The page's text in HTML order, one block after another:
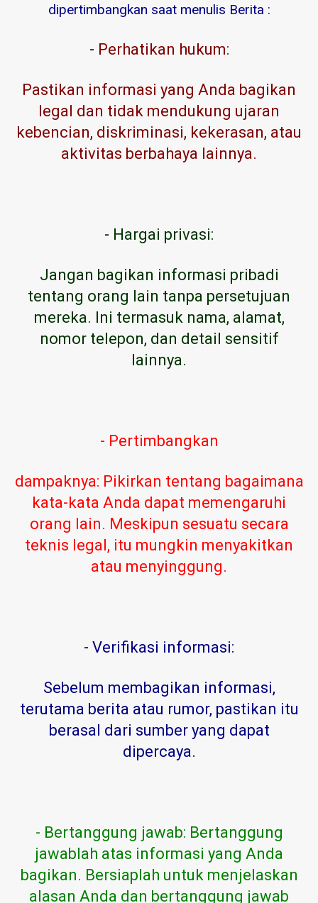
dipertimbangkan saat menulis Berita :
- Perhatikan hukum:
Pastikan informasi yang Anda bagikan
legal dan tidak mendukung ujaran
kebencian, diskriminasi, kekerasan, atau
aktivitas berbahaya lainnya.
- Hargai privasi:
Jangan bagikan informasi pribadi
tentang orang lain tanpa persetujuan
mereka. Ini termasuk nama, alamat,
nomor telepon, dan detail sensitif
lainnya.
- Pertimbangkan
dampaknya: Pikirkan tentang bagaimana
kata-kata Anda dapat memengaruhi
orang lain. Meskipun sesuatu secara
teknis legal, itu mungkin menyakitkan
atau menyinggung.
- Verifikasi informasi:
Sebelum membagikan informasi,
terutama berita atau rumor, pastikan itu
berasal dari sumber yang dapat
dipercaya.
- Bertanggung jawab: Bertanggung
jawablah atas informasi yang Anda
bagikan. Bersiaplah untuk menjelaskan
alasan Anda dan bertanggung jawab